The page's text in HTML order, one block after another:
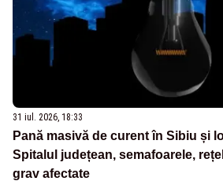
31 iul. 2026, 18:33
Pană masivă de curent în Sibiu și
Spitalul județean, semafoarele,
grav afectate